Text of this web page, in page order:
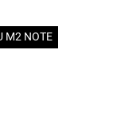
M2 NOTE